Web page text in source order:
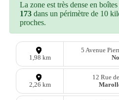
La zone est très dense en
173 dans un périmètre de 10
proches.
1,98 km
5 Avenue
2,26 km
12 Rue